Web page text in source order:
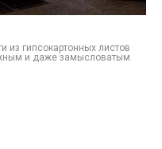
из гипсокартонных листов
и даже замысловатым